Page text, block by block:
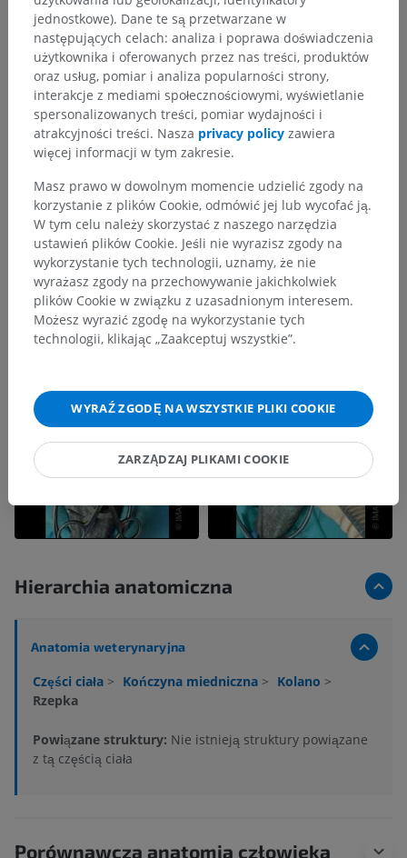
Hierarchia anatomiczna
Anatomia weterynaryjna
Części ciała > Kończyna miedniczna > Kolano >
Rzepka
Powiązane struktury: Nie istnieją struktury powiązane
z tą częścią ciała
Porównawcza anatomia człowieka
jednostkowe). Dane te są przetwarzane w
następujących celach: analiza i poprawa doświadczenia
użytkownika i oferowanych przez nas treści, produktów
oraz usług, pomiar i analiza popularności strony,
interakcje z mediami społecznościowymi, wyświetlanie
spersonalizowanych treści, pomiar wydajności i
atrakcyjności treści. Nasza privacy policy zawiera
więcej informacji w tym zakresie.
Masz prawo w dowolnym momencie udzielić zgody na
korzystanie z plików Cookie, odmówić jej lub wycofać ją.
W tym celu należy skorzystać z naszego narzędzia
ustawień plików Cookie. Jeśli nie wyrazisz zgody na
wykorzystanie tych technologii, uznamy, że nie
wyrażasz zgody na przechowywanie jakichkolwiek
plików Cookie w związku z uzasadnionym interesem.
Możesz wyrazić zgodę na wykorzystanie tych
technologii, klikając „Zaakceptuj wszystkie”.
WYRAŹ ZGODĘ NA WSZYSTKIE PLIKI COOKIE
ZARZĄDZAJ PLIKAMI COOKIE